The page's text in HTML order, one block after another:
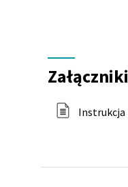
do
produktu
Instrukcja